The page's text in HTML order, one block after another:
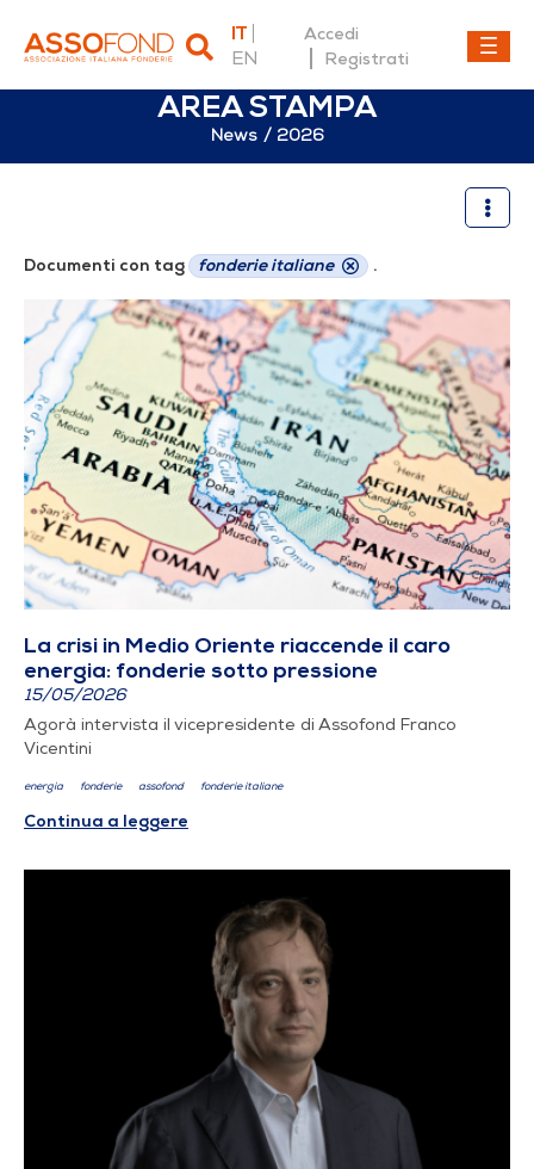
IT
EN
Accedi
Registrati
AREA STAMPA
News 2026
Documenti con tag fonderie italiane .
La crisi in Medio Oriente riaccende il caro
energia: fonderie sotto pressione
15/05/2026
Agorà intervista il vicepresidente di Assofond Franco
Vicentini
energia fonderie assofond fonderie italiane
Continua a leggere